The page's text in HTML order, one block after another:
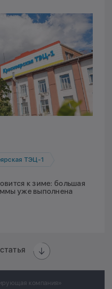
ТЭЦ-1
к зиме: большая
уже выполнена
компания»